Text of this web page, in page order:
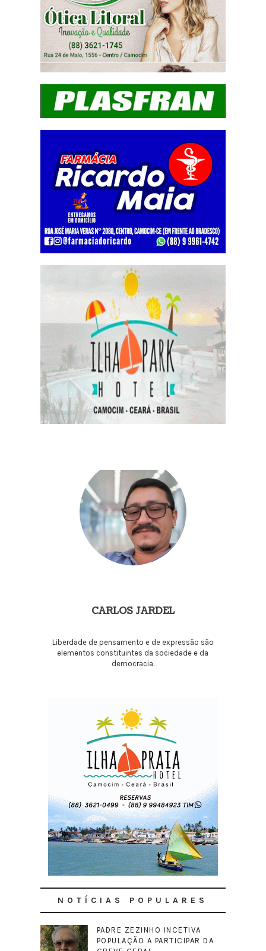
CARLOS JARDEL
Liberdade de pensamento e de expressão são
elementos constituintes da sociedade e da
democracia.
NOTÍCIAS POPULARES
PADRE ZEZINHO INCETIVA
POPULAÇÃO A PARTICIPAR DA